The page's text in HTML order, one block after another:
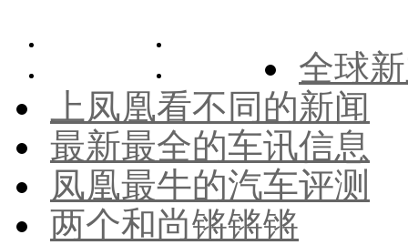
全球
上凤凰看不同的新闻
最新最全的车讯信息
凤凰最牛的汽车评测
两个和尚锵锵锵